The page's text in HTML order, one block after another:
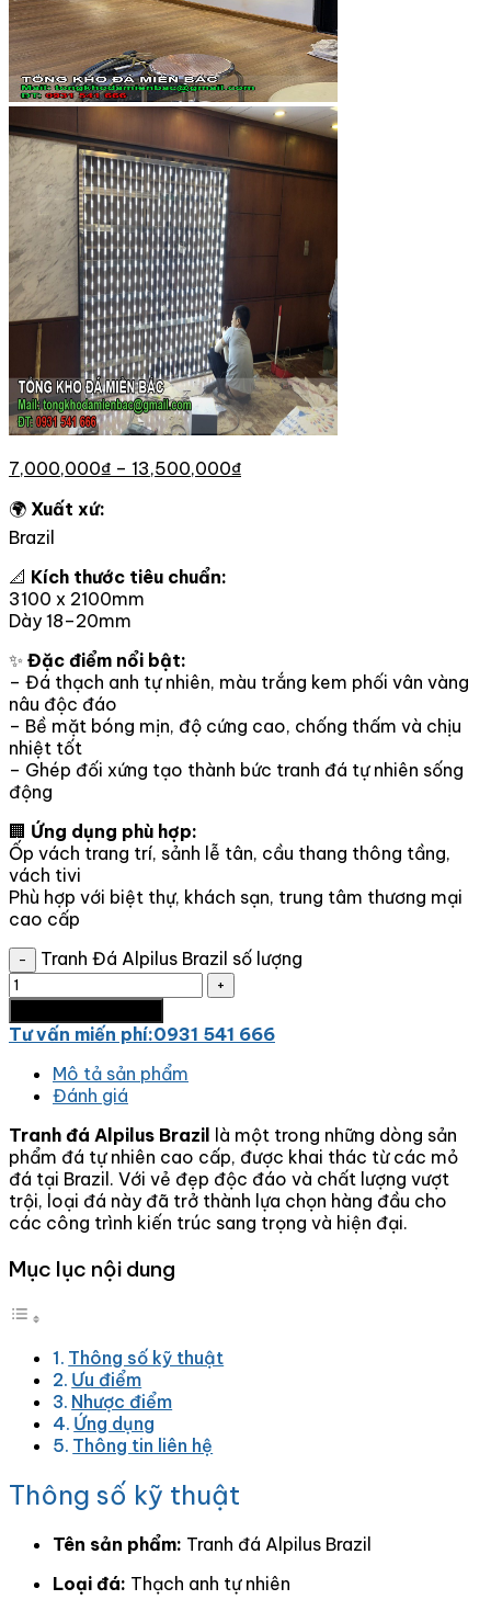
7,000,000₫ – 13,500,000₫
🌍 Xuất xứ:
Brazil
📐 Kích thước tiêu chuẩn:
3100 x 2100mm
Dày 18–20mm
✨ Đặc điểm nổi bật:
– Đá thạch anh tự nhiên, màu trắng kem phối vân vàng
nâu độc đáo
– Bề mặt bóng mịn, độ cứng cao, chống thấm và chịu
nhiệt tốt
– Ghép đối xứng tạo thành bức tranh đá tự nhiên sống
động
🏢 Ứng dụng phù hợp:
Ốp vách trang trí, sảnh lễ tân, cầu thang thông tầng,
vách tivi
Phù hợp với biệt thự, khách sạn, trung tâm thương mại
cao cấp
Tranh Đá Alpilus Brazil số lượng
Tư vấn miến phí:0931 541 666
Mô tả sản phẩm
Đánh giá
Tranh đá Alpilus Brazil
là một trong những dòng sản
phẩm đá tự nhiên cao cấp, được khai thác từ các mỏ
đá tại Brazil. Với vẻ đẹp độc đáo và chất lượng vượt
trội, loại đá này đã trở thành lựa chọn hàng đầu cho
các công trình kiến trúc sang trọng và hiện đại.
Mục lục nội dung
Thông số kỹ thuật
Ưu điểm
Nhược điểm
Ứng dụng
Thông tin liên hệ
Thông số kỹ thuật
Tên sản phẩm: Tranh đá Alpilus Brazil
Loại đá: Thạch anh tự nhiên